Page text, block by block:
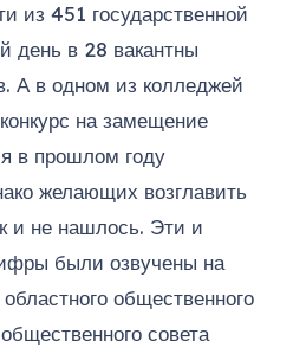
из 451 государственной
день в 28 вакантны
А в одном из колледжей
на замещение
в прошлом году
желающих возглавить
и не нашлось. Эти и
были озвучены на
общественного
совета